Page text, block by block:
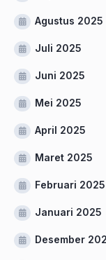
Agustus 2025
Juli 2025
Juni 2025
Mei 2025
April 2025
Maret 2025
Februari 2025
Januari 2025
Desember